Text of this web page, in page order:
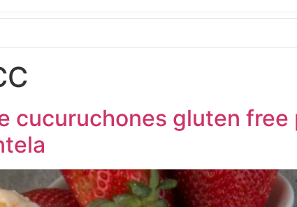
cucuruchones gluten